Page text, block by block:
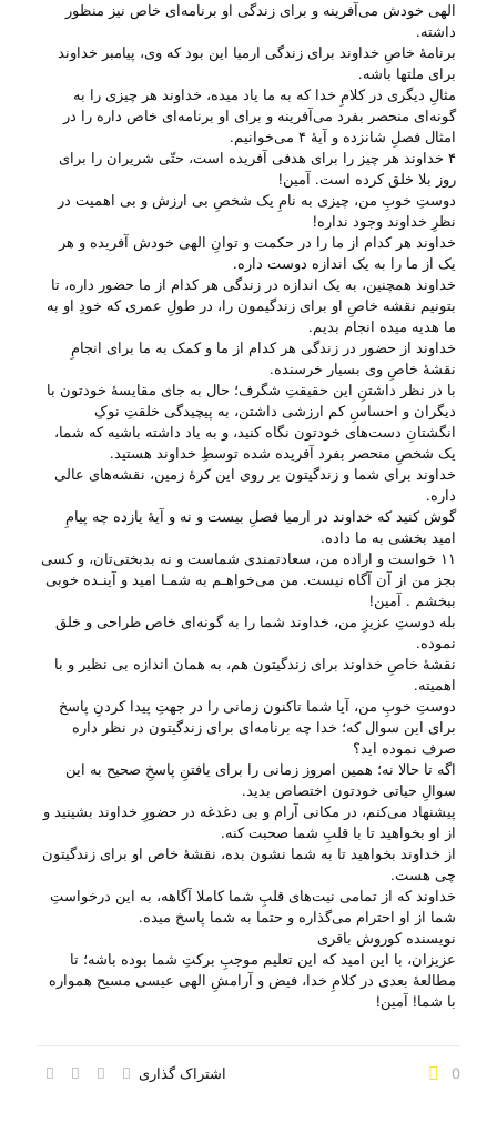
الهی خودش می‌‌آفرینه و برای زندگی او برنامه‌ای خاص نیز منظور
داشته.
برنامهٔ خاصِ خداوند برای زندگی ارمیا این بود که وی، پیامبر خداوند
برای ملتها باشه.
مثالِ دیگری در کلامِ خدا که به ما یاد میده، خداوند هر چیزی را به
گونه‌ای منحصر بفرد می‌‌آفرینه و برای او برنامه‌ای خاص داره را در
امثال فصلِ شانزده و آیهٔ ۴ می‌‌خوانیم.
۴ خداوند هر چیز را برای هدفی آفریده است، حتّی شریران را برای
روز بلا خلق کرده است. آمین!
دوستِ خوبِ من، چیزی به نامِ یک شخصِ بی‌ ارزش و بی‌ اهمیت در
نظرِ خداوند وجود نداره!
خداوند هر کدام از ما را در حکمت و توانِ الهی خودش آفریده و هر
یک از ما را به یک اندازه دوست داره.
خداوند همچنین، به یک اندازه در زندگی هر کدام از ما حضور داره، تا
بتونیم نقشه خاصِ او برای زندگیمون را، در طولِ عمری که خودِ او به
ما هدیه میده انجام بدیم.
خداوند از حضور در زندگی هر کدام از ما و کمک به ما برای انجامِ
نقشهٔ خاصِ وی بسیار خرسنده.
با در نظر داشتنِ این حقیقتِ شگرف؛ حال به جای مقایسهٔ خودتون با
دیگران و احساسِ کم ارزشی داشتن، به پیچیدگی خلقتِ نوکِ
انگشتانِ دست‌های خودتون نگاه کنید، و به یاد داشته باشیه که شما،
یک شخصِ منحصر بفرد آفریده شده توسطِ خداوند هستید.
خداوند برای شما و زندگیتون بر روی این کرهٔ زمین، نقشه‌های عالی
داره.
گوش کنید که خداوند در ارمیا فصلِ بیست و نه و آیهٔ یازده چه پیامِ
امید بخشی به ما داده.
۱۱ خواست و اراده من، سعادتمندی شماست و نه بدبختی‌تان، و کسی
بجز من از آن آگاه نیست. من می‌خواهـم به شمـا امید و آینـده خوبی
ببخشم . آمین!
بله دوستِ عزیزِ من، خداوند شما را به گونه‌ای خاص طراحی و خلق
نموده.
نقشهٔ خاصِ خداوند برای زندگیتون هم، به همان اندازه بی‌ نظیر و با
اهمیته.
دوستِ خوبِ من، آیا شما تاکنون زمانی را در جهتِ پیدا کردنِ پاسخ
برای این سوال که؛ خدا چه برنامه‌ای برای زندگیتون در نظر داره
صرف نموده اید؟
اگه تا حالا نه؛ همین امروز زمانی را برای یافتنِ پاسخِ صحیح به این
سوالِ حیاتی خودتون اختصاص بدید.
پیشنهاد می‌‌کنم، در مکانی آرام و بی‌ دغدغه در حضورِ خداوند بشینید و
از او بخواهید تا با قلبِ شما صحبت کنه.
از خداوند بخواهید تا به شما نشون بده، نقشهٔ خاص او برای زندگیتون
چی‌ هست.
خداوند که از تمامی نیت‌های قلبِ شما کاملا آگاهه، به این درخواستِ
شما از او احترام می‌‌گذاره و حتما به شما پاسخ میده.
نویسنده کوروش باقری
عزیزان، با این امید که این تعلیم موجبِ برکتِ شما بوده باشه؛ تا
مطالعهٔ بعدی در کلامِ خدا، فیض و آرامشِ الهی عیسی مسیح همواره
با شما! آمین!
اشتراک گذاری 0